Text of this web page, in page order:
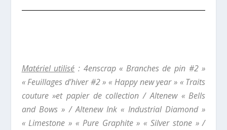
Matériel utilisé : 4enscrap « Branches de pin #2 »
« Feuillages d’hiver #2 » « Happy new year » « Traits
couture »et papier de collection / Altenew « Bells
and Bows » / Altenew Ink « Industrial Diamond »
« Limestone » « Pure Graphite » « Silver stone » /